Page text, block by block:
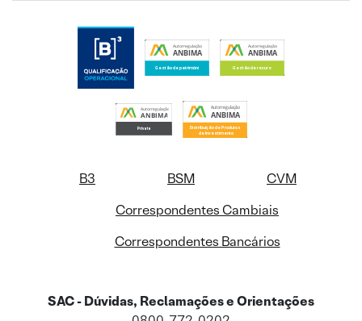
B3 BSM
CVM
Correspondentes Cambiais
Correspondentes Bancários
SAC - Dúvidas, Reclamações e Orientações